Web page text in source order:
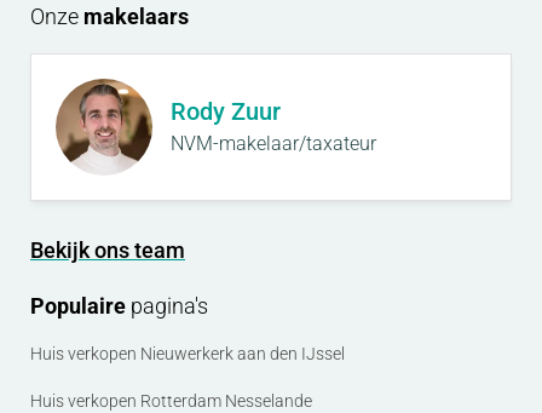
Onze makelaars
Rody Zuur
NVM-makelaar/taxateur
Bekijk ons team
Populaire pagina's
Huis verkopen Nieuwerkerk aan den IJssel
Huis verkopen Rotterdam Nesselande